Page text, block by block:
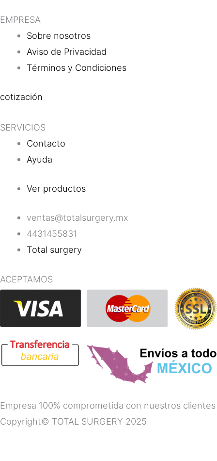
EMPRESA
Sobre nosotros
Aviso de Privacidad
Términos y Condiciones
cotización
SERVICIOS
Contacto
Ayuda
Ver productos
ventas@totalsurgery.mx
4431455831
Total surgery
ACEPTAMOS
Empresa 100% comprometida con nuestros clientes
Copyright© TOTAL SURGERY 2025